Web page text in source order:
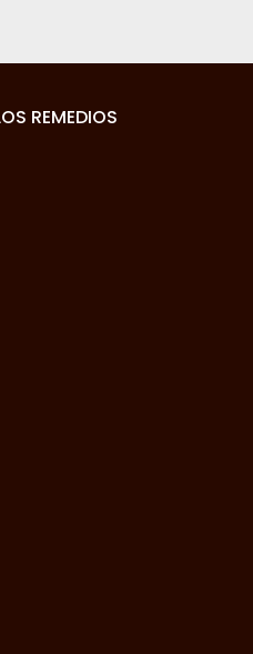
REMEDIOS